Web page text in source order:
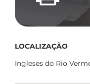
LOCALIZAÇÃO
Ingleses do Rio